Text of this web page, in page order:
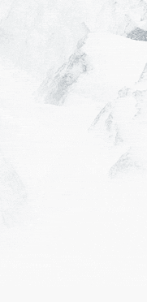
Madonna di Campiglio/​Pinzolo/​